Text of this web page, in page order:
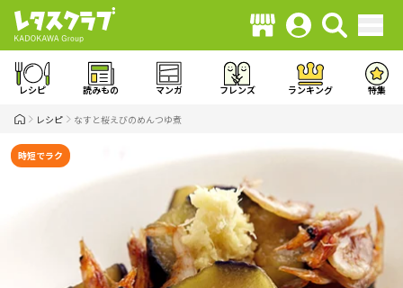
レシピ 読みもの マンガ フレンズ ランキング 特集
レシピ なすと桜えびのめんつゆ煮
時短でラク